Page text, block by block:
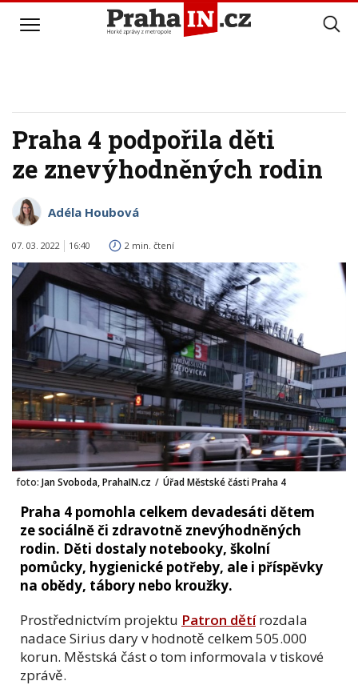
Praha 4 podpořila děti
ze znevýhodněných rodin
Adéla Houbová
07. 03. 2022 16:40 2 min. čtení
foto: Jan Svoboda, PrahaIN.cz / Úřad Městské části Praha 4
Praha 4 pomohla celkem devadesáti dětem
ze sociálně či zdravotně znevýhodněných
rodin. Děti dostaly notebooky, školní
pomůcky, hygienické potřeby, ale i příspěvky
na obědy, tábory nebo kroužky.
Prostřednictvím projektu Patron dětírozdala
nadace Sirius dary v hodnotě celkem 505.000
korun. Městská část o tom informovala v tiskové
zprávě.